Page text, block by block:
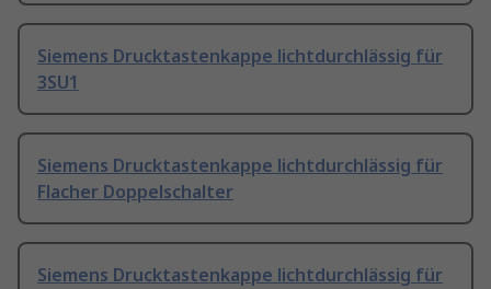
Siemens Drucktastenkappe lichtdurchlässig für
3SU1
Siemens Drucktastenkappe lichtdurchlässig für
Flacher Doppelschalter
Siemens Drucktastenkappe lichtdurchlässig für